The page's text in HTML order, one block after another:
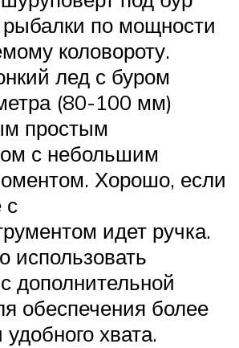
по мощности
коловороту.
лед с буром
(80-100 мм)
простым
с небольшим
Хорошо, если
с
идет ручка.
использовать
дополнительной
обеспечения более
хвата.